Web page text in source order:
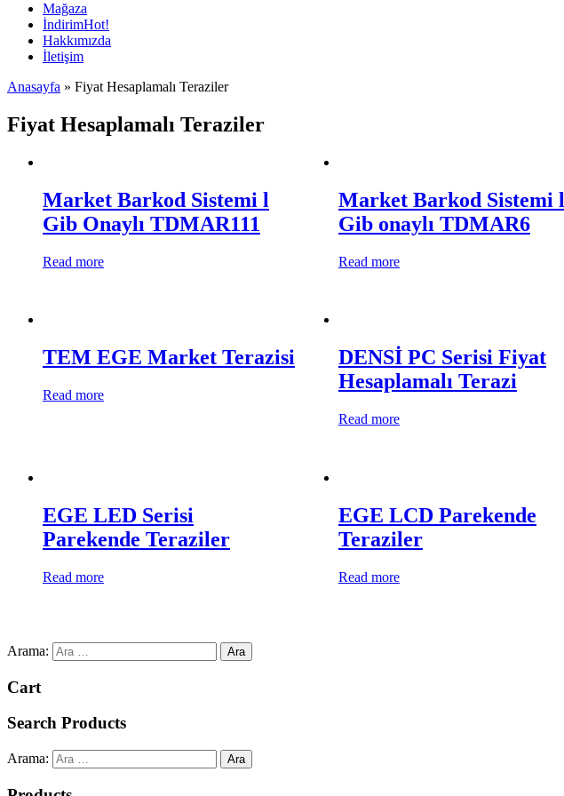
Mağaza
İndirimHot!
Hakkımızda
İletişim
Anasayfa » Fiyat Hesaplamalı Teraziler
Fiyat Hesaplamalı Teraziler
Market Barkod Sistemi l
Gib Onaylı TDMAR111
Read more
Market Barkod Sistemi l
Gib onaylı TDMAR6
Read more
TEM EGE Market Terazisi
Read more
DENSİ PC Serisi Fiyat
Hesaplamalı Terazi
Read more
EGE LED Serisi
Parekende Teraziler
Read more
EGE LCD Parekende
Teraziler
Read more
Arama:
Cart
Search Products
Arama: